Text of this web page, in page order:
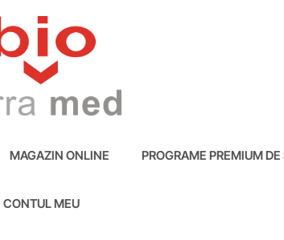
MAGAZIN ONLINE PROGRAME PREMIUM
CONTUL MEU